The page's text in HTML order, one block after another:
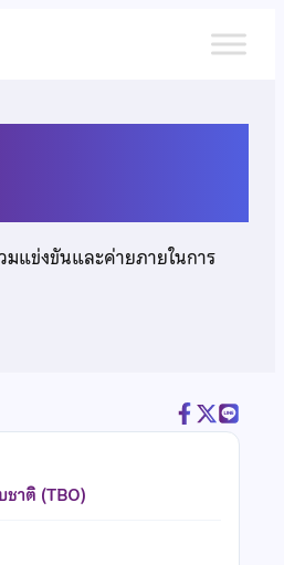
แข่งขันและค่ายภายในการ
าติ (TBO)